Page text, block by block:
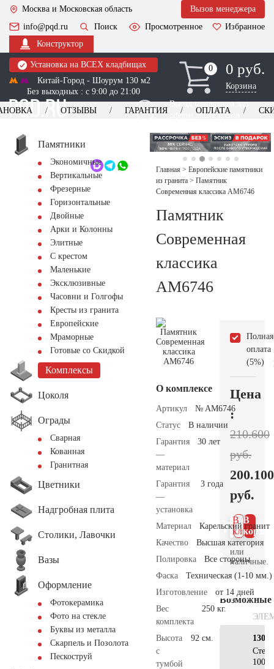
Москва и Московская область
Вызов менеджера
info@pqd.ru
Поиск Просмотренное
Избранное
Конструктор
Установка на ВСЕХ кладбищах
Китай-Город - Шоурум 130 м2
Без выходных : с 9:00 до 21:00
0
0 0 руб.
Корзина
Выезд менеджера для
оформления заказа
+7 (495) 518-44-23
Обратный звонок
ОТЗЫВЫ ГАРАНТИЯ ОПЛАТА
Памятники
Экономичные
Вертикальные
Фрезерные
Горизонтальные
Двойные
Арки и Колонны
Элитные
С крестом
Маленькие
Эксклюзивные
Часовни и Голгофы
Кресты из гранита
Европейские
Мраморные
Готовые со Скидкой
Комплексы
Цоколя
Ограды
Сварная
Кованная
Гранитная
Цветники
Надгробная плита
Столики, Лавочки
Вазы
Оформление
Фотокерамика
Фото на стекле
Буквы из металла
Скарпель и Позолота
Пескоструй
Главная > Европейские памятники
из гранита > Памятник
Современная классика AM6746
Памятник
Современная
классика
AM6746
О комплексе
Артикул
№ AM6746
Статус
В наличии
Гарантия
—
материал
30 лет
Гарантия
—
установка
3 года
Материал
Карельский гранит
Качество
Высшая категория
Полировка
Все стороны
Фаска
Техническая (1-10 мм.)
Изготовление
от 14 дней
Вес
комплекта
250 кг.
Высота
с
тумбой
92 см.
Полная
оплата
(5%)
Цена
:
210.600
руб.
200.100
руб.
В
В 1
клик
или
наличные.
Возможные